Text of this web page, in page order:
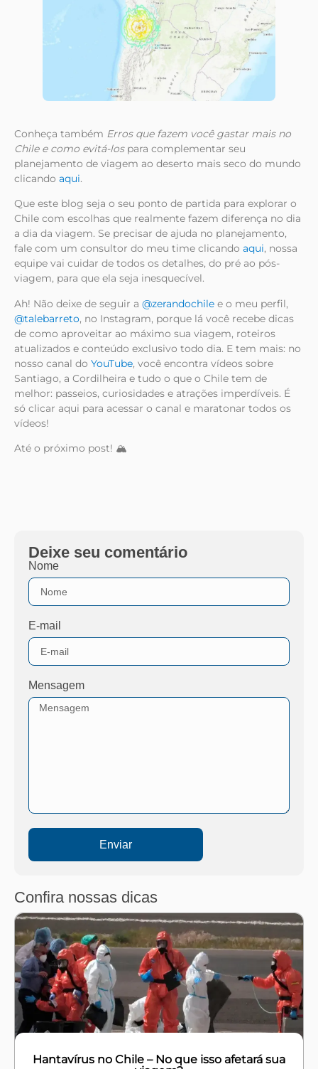
Conheça também Erros que fazem você gastar mais no
Chile e como evitá-lospara complementar seu
planejamento de viagem ao deserto mais seco do mundo
clicando aqui.
Que este blog seja o seu ponto de partida para explorar o
Chile com escolhas que realmente fazem diferença no dia
a dia da viagem. Se precisar de ajuda no planejamento,
fale com um consultor do meu time clicando aqui, nossa
equipe vai cuidar de todos os detalhes, do pré ao pós-
viagem, para que ela seja inesquecível.
Ah! Não deixe de seguir a @zerandochile e o meu perfil,
@talebarreto, no Instagram, porque lá você recebe dicas
de como aproveitar ao máximo sua viagem, roteiros
atualizados e conteúdo exclusivo todo dia. E tem mais: no
nosso canal do YouTube, você encontra vídeos sobre
Santiago, a Cordilheira e tudo o que o Chile tem de
melhor: passeios, curiosidades e atrações imperdíveis. É
só clicar aqui para acessar o canal e maratonar todos os
vídeos!
Até o próximo post! 🏔️
Deixe seu comentário
Nome
E-mail
Mensagem
Enviar
Confira nossas dicas
Hantavírus no Chile – No que isso afetará sua